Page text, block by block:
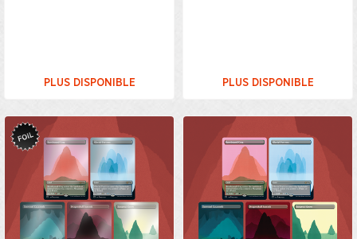
PLUS DISPONIBLE PLUS DISPONIBLE